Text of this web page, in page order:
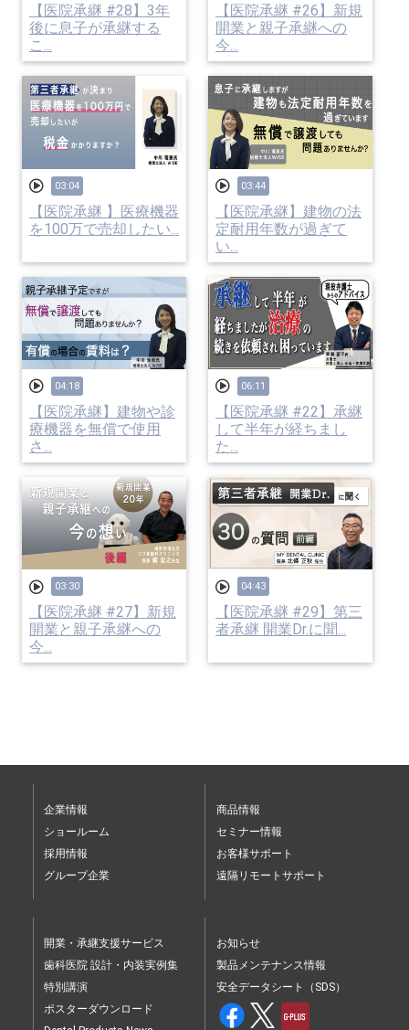
【医院承継 #28】3年
後に息子が承継する
こ...
【医院承継 #26】新規
開業と親子承継への
今...
03:04
【医院承継 】医療機器
を100万で売却したい...
03:44
【医院承継】建物の法
定耐用年数が過ぎて
い...
04:18
【医院承継】建物や診
療機器を無償で使用
さ...
06:11
【医院承継 #22】承継
して半年が経ちまし
た...
03:30
【医院承継 #27】新規
開業と親子承継への
今...
04:43
【医院承継 #29】第三
者承継 開業Dr.に聞...
企業情報
ショールーム
採用情報
グループ企業
商品情報
セミナー情報
お客様サポート
遠隔リモートサポート
開業・承継支援サービス
歯科医院 設計・内装実例集
特別講演
ポスターダウンロード
お知らせ
製品メンテナンス情報
安全データシート（SDS）